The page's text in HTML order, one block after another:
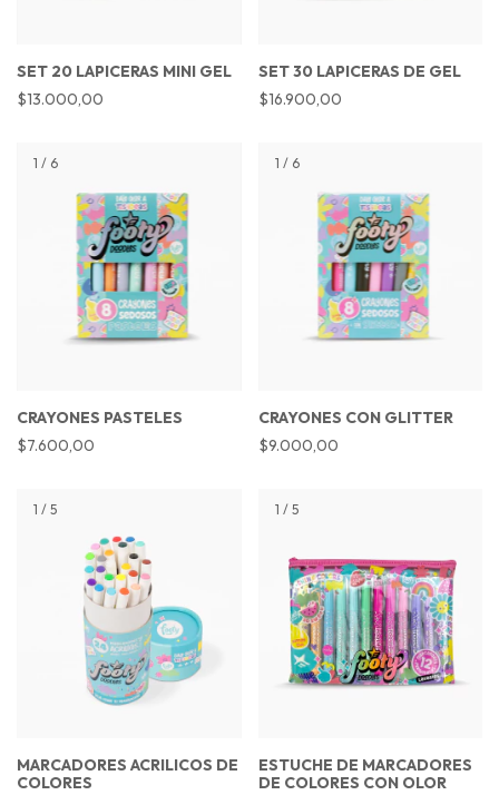
SET 20 LAPICERAS MINI GEL
$13.000,00
SET 30 LAPICERAS DE GEL
$16.900,00
1 / 6
CRAYONES PASTELES
$7.600,00
1 / 6
CRAYONES CON GLITTER
$9.000,00
1 / 5
MARCADORES ACRILICOS DE
COLORES
1 / 5
ESTUCHE DE MARCADORES
DE COLORES CON OLOR